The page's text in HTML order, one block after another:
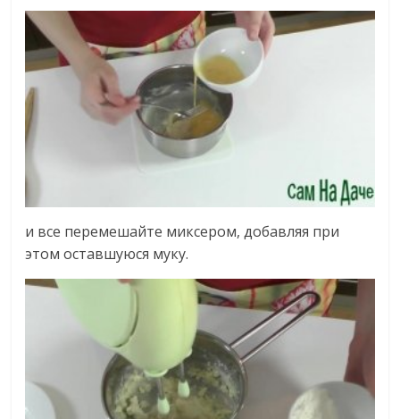
и все перемешайте миксером, добавляя при
этом оставшуюся муку.